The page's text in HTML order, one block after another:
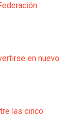
en nuevo
las cinco